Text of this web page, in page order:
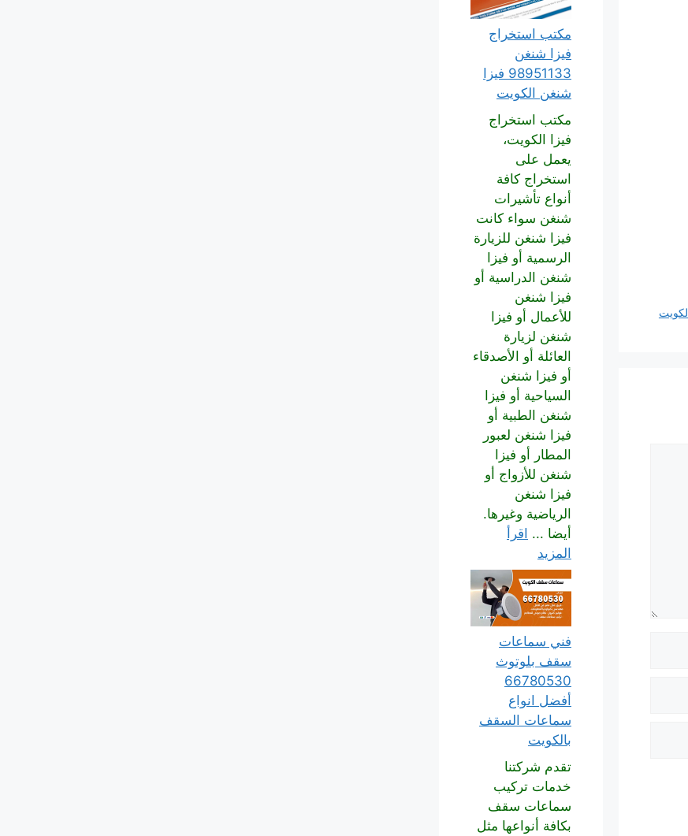
مكتب استخراج
فيزا شنغن
98951133 فيزا
شنغن الكويت
مكتب استخراج
فيزا الكويت،
يعمل على
استخراج كافة
أنواع تأشيرات
شنغن سواء كانت
فيزا شنغن للزيارة
الرسمية أو فيزا
شنغن الدراسية أو
فيزا شنغن
للأعمال أو فيزا
شنغن لزيارة
العائلة أو الأصدقاء
أو فيزا شنغن
السياحية أو فيزا
شنغن الطبية أو
فيزا شنغن لعبور
المطار أو فيزا
شنغن للأزواج أو
فيزا شنغن
الرياضية وغيرها.
أيضا ... اقرأ
المزيد
فني سماعات
سقف بلوتوث
66780530
أفضل انواع
سماعات السقف
بالكويت
تقدم شركتنا
خدمات تركيب
سماعات سقف
بكافة أنواعها مثل